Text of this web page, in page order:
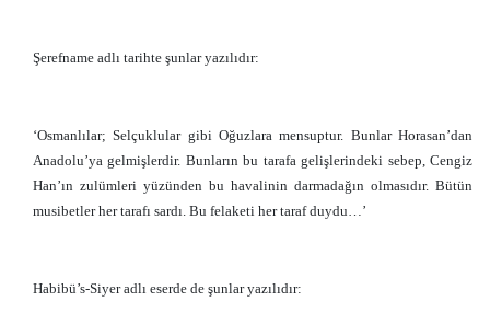
Şerefname adlı tarihte şunlar yazılıdır:
‘Osmanlılar; Selçuklular gibi Oğuzlara mensuptur. Bunlar Horasan’dan
Anadolu’ya gelmişlerdir. Bunların bu tarafa gelişlerindeki sebep, Cengiz
Han’ın zulümleri yüzünden bu havalinin darmadağın olmasıdır. Bütün
musibetler her tarafı sardı. Bu felaketi her taraf duydu…’
Habibü’s-Siyer adlı eserde de şunlar yazılıdır: